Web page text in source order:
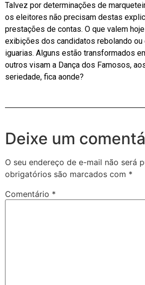
Talvez por determinações de
os eleitores não precisam destas
prestações de contas. O que valem
exibições dos candidatos rebolando ou
iguarias. Alguns estão transformados
outros visam a Dança dos Famosos,
seriedade, fica aonde?
Deixe um
O seu endereço de e-mail não será
obrigatórios são marcados com *
Comentário *